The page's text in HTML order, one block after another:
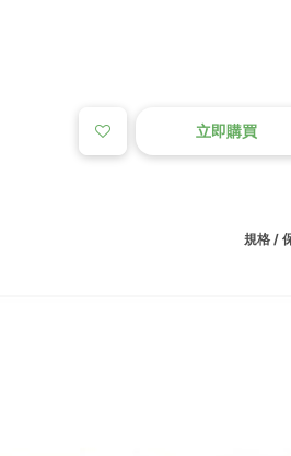
立即購買
規格 /